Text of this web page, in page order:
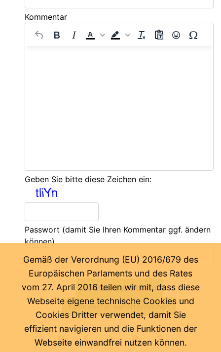
Kommentar
Geben Sie bitte diese Zeichen ein:
Passwort (damit Sie Ihren Kommentar ggf. ändern
können)
Gemäß der Verordnung (EU) 2016/679 des
Europäischen Parlaments und des Rates
vom 27. April 2016 teilen wir mit, dass diese
Webseite eigene technische Cookies und
Cookies Dritter verwendet, damit Sie
effizient navigieren und die Funktionen der
Webseite einwandfrei nutzen können.